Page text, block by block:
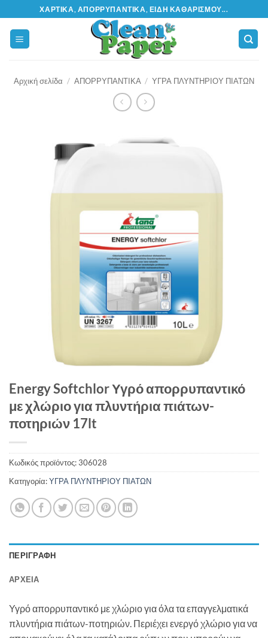
Μετάβαση
στο
περιεχόμενο
ΧΑΡΤΙΚΆ, ΑΠΟΡΡΥΠΑΝΤΙΚΆ, ΕΊΔΗ ΚΑΘΑΡΙΣΜΟΎ...
Αρχική σελίδα / ΑΠΟΡΡΥΠΑΝΤΙΚΑ / ΥΓΡΑ ΠΛΥΝΤΗΡΙΟΥ ΠΙΑΤΩΝ
Energy Softchlor Υγρό απορρυπαντικό
με χλώριο για πλυντήρια πιάτων-
ποτηριών 17lt
Κωδικός προϊόντος:306028
Κατηγορία:ΥΓΡΑ ΠΛΥΝΤΗΡΙΟΥ ΠΙΑΤΩΝ
ΠΕΡΙΓΡΑΦΉ
ΑΡΧΕΊΑ
Υγρό απορρυπαντικό με χλώριο για όλα τα επαγγελματικά
πλυντήρια πιάτων-ποτηριών. Περιέχει ενεργό χλώριο για να